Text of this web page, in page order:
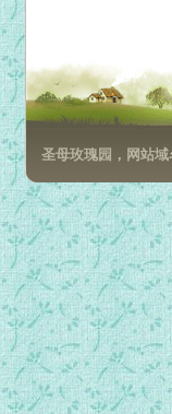
圣母玫瑰园，网站